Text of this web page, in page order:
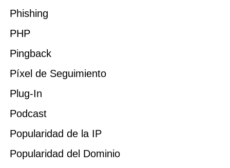
Phishing
PHP
Pingback
Píxel de Seguimiento
Plug-In
Podcast
Popularidad de la IP
Popularidad del Dominio